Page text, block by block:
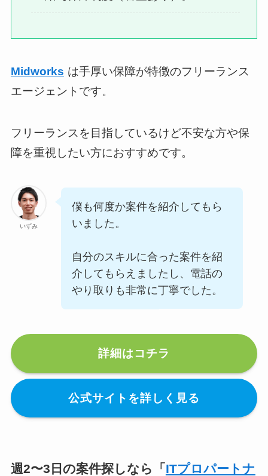
Midworks は手厚い保障が特徴のフリーランス
エージェントです。
フリーランスを目指しているけど不安な方や保
障を重視したい方におすすめです。
いずみ
僕も何度か案件を紹介してもら
いました。
自分のスキルに合った案件を紹
介してもらえましたし、電話の
やり取りも非常に丁寧でした。
詳細はコチラ
公式サイトを詳しく見る
週2〜3日の案件探しなら「ITプロパートナ